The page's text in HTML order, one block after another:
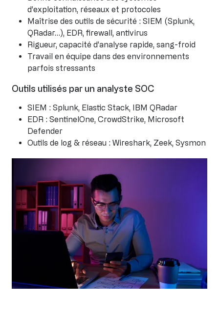
d’exploitation, réseaux et protocoles
Maîtrise des outils de sécurité : SIEM (Splunk,
QRadar…), EDR, firewall, antivirus
Rigueur, capacité d’analyse rapide, sang-froid
Travail en équipe dans des environnements
parfois stressants
Outils utilisés par un analyste SOC
SIEM : Splunk, Elastic Stack, IBM QRadar
EDR : SentinelOne, CrowdStrike, Microsoft
Defender
Outils de log & réseau : Wireshark, Zeek, Sysmon